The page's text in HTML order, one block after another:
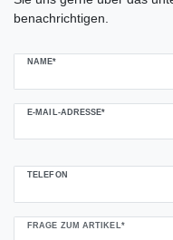
benachrichtigen.
NAME*
E-MAIL-ADRESSE*
TELEFON
FRAGE ZUM ARTIKEL*